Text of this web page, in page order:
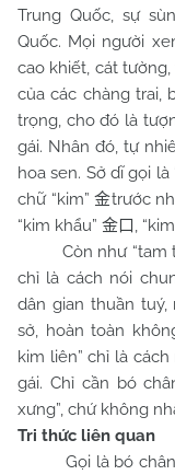
Trung Quốc, sự
Quốc. Mọi người
cao khiết, cát
của các chàng trai,
trọng, cho đó là
gái. Nhân đó, tự
hoa sen. Sở dĩ gọi
chữ “kim”金trước
“kim khẩu” 金口 ,
Còn như “tam
chỉ là cách nói
dân gian thuần
sở, hoàn toàn
kim liên” chỉ là
gái. Chỉ cần bó
xưng”, chứ không
Tri thức liên quan
Gọi là bó chân